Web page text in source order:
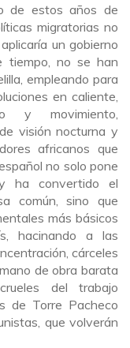
de estos años de
migratorias no
un gobierno
tiempo, no se han
empleando para
en caliente,
y movimiento,
visión nocturna y
africanos que
no solo pone
ha convertido el
común, sino que
más básicos
hacinando a las
cárceles
de obra barata
del trabajo
de Torre Pacheco
que volverán